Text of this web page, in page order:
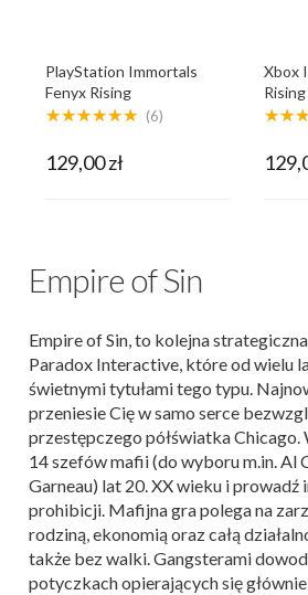
PlayStation Immortals
Fenyx Rising
★★★★★★ (6)
129,00 zł
Xbox
Rising
Empire of Sin
Empire of Sin, to kolejna
Paradox Interactive, które od wielu
świetnymi tytułami tego typu.
przeniesie Cię w samo serce
przestępczego półświatka Chicago.
14 szefów mafii (do wyboru m.in. Al
Garneau) lat 20. XX wieku i prowadź
prohibicji. Mafijna gra polega na
rodziną, ekonomią oraz całą
także bez walki. Gangsterami
potyczkach opierających się